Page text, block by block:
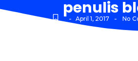
penulis
- April 1, 2017 - No